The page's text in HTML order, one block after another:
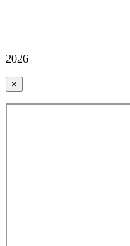
2026
×